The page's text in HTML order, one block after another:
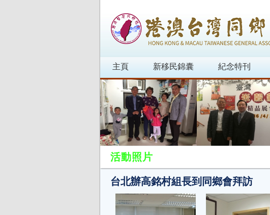
主頁 新移民錦囊 紀念特刊
活動照片
台北辦高銘村組長到同鄉會拜訪